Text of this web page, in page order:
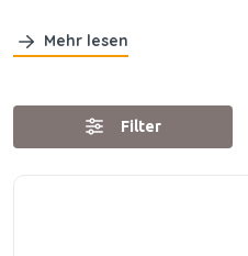
Mehr lesen
Filter